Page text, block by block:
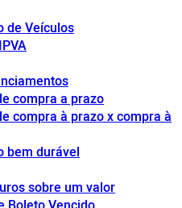
de Veículos
compra a prazo
compra à prazo x compra à
bem durável
sobre um valor